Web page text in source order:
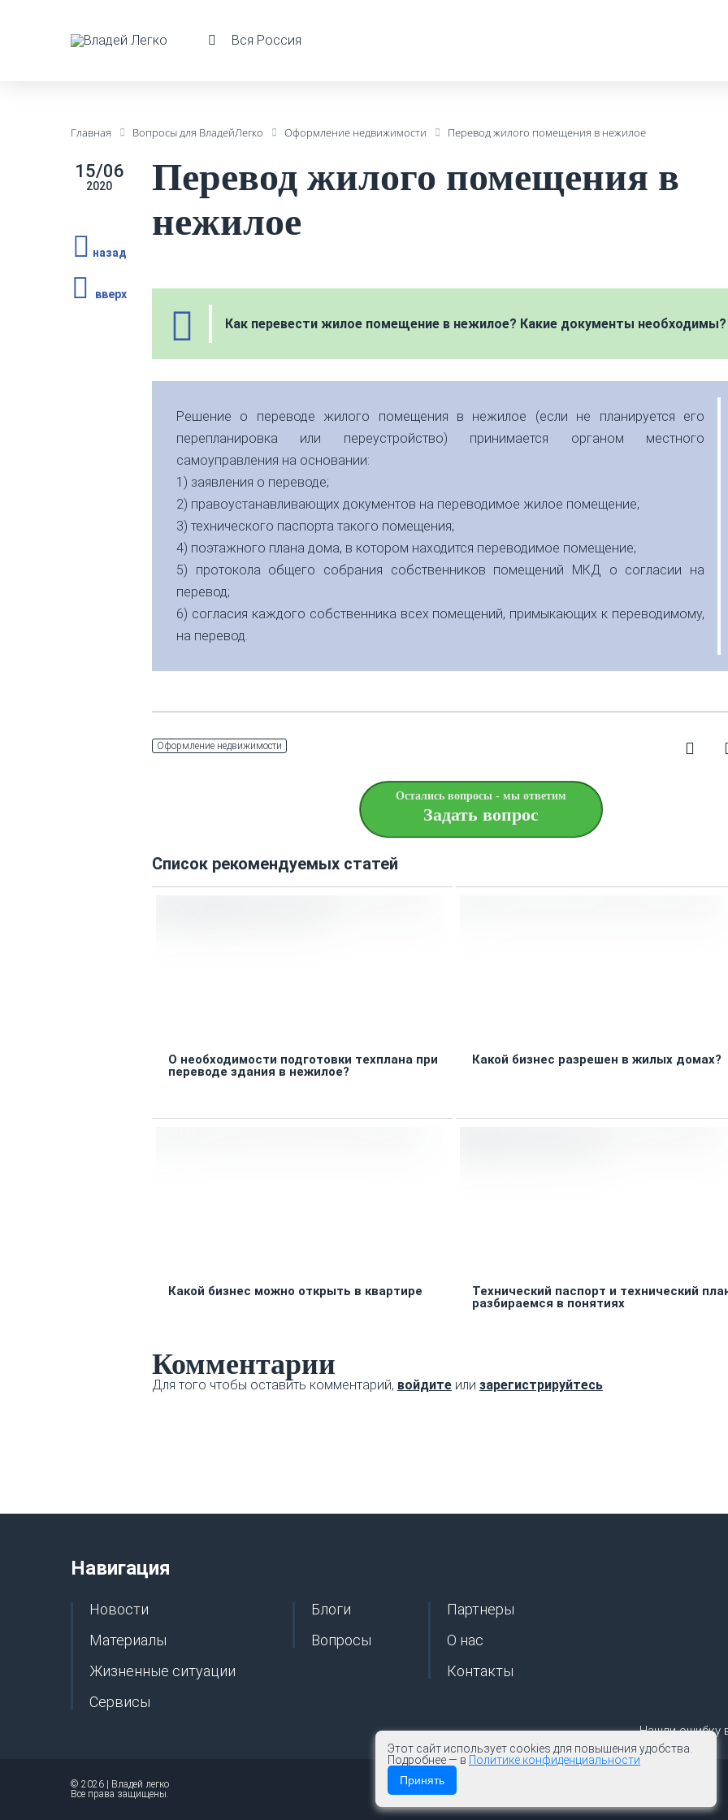
Вся Россия
Главная Вопросы для ВладейЛегко Оформление недвижимости Перевод жилого помещения в нежилое
15/06
2020
назад
вверх
Перевод жилого помещения в
нежилое
Как перевести жилое помещение в нежилое? Какие документы необходимы?
Решение о переводе жилого помещения в нежилое (если не планируется его
перепланировка или переустройство) принимается органом местного
самоуправления на основании:
1) заявления о переводе;
2) правоустанавливающих документов на переводимое жилое помещение;
3) технического паспорта такого помещения;
4) поэтажного плана дома, в котором находится переводимое помещение;
5) протокола общего собрания собственников помещений МКД о согласии на
перевод;
6) согласия каждого собственника всех помещений, примыкающих к переводимому,
на перевод.
Оформление недвижимости
Остались вопросы - мы ответим
Задать вопрос
Список рекомендуемых статей
О необходимости подготовки техплана при
переводе здания в нежилое?
Какой бизнес разрешен в жилых домах?
Какой бизнес можно открыть в квартире
Технический паспорт и технический
разбираемся в понятиях
Комментарии
Для того чтобы оставить комментарий, войдите или зарегистрируйтесь
Навигация
Новости
Материалы
Жизненные ситуации
Сервисы
Блоги
Вопросы
Партнеры
О нас
Контакты
Нашли ошибку
© 2026 | Владей легко
Все права защищены.
Этот сайт использует cookies для повышения удобства.
Подробнее — в Политике конфиденциальности
Принять